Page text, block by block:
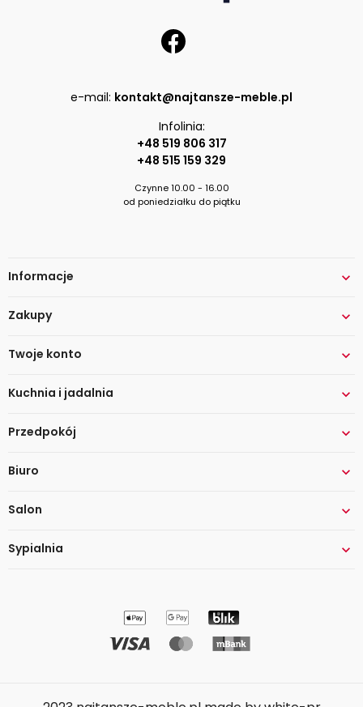
e-mail: kontakt@najtansze-meble.pl
Infolinia:
+48 519 806 317
+48 515 159 329
Czynne 10.00 - 16.00
od poniedziałku do piątku
Informacje 
Zakupy 
Twoje konto 
Kuchnia i jadalnia 
Przedpokój 
Biuro 
Salon 
Sypialnia 